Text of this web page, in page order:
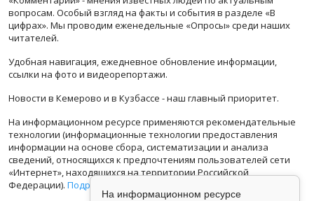
вопросам. Особый взгляд на факты и события в разделе «В
цифрах». Мы проводим еженедельные «Опросы» среди наших
читателей.
Удобная навигация, ежедневное обновление информации,
ссылки на фото и видеорепортажи.
Новости в Кемерово и в Кузбассе - наш главный приоритет.
На информационном ресурсе применяются рекомендательные
технологии (информационные технологии предоставления
информации на основе сбора, систематизации и анализа
сведений, относящихся к предпочтениям пользователей сети
«Интернет», находящихся на территории Российской
Федерации). Подробная информация
На информационном ресурсе